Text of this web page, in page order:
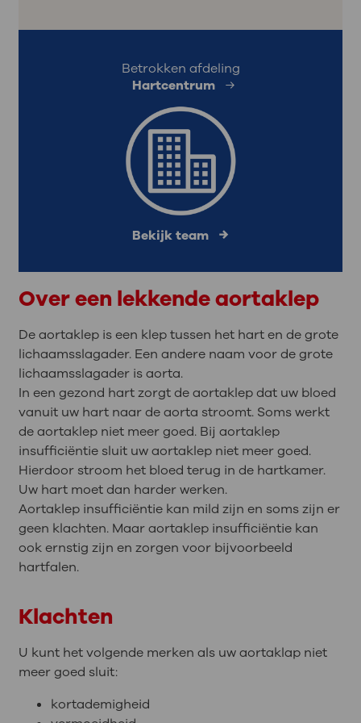
Betrokken afdeling
Hartcentrum
Bekijk team
Over een lekkende aortaklep
De aortaklep is een klep tussen het hart en de grote
lichaamsslagader. Een andere naam voor de grote
lichaamsslagader is aorta.
In een gezond hart zorgt de aortaklep dat uw bloed
vanuit uw hart naar de aorta stroomt. Soms werkt
de aortaklep niet meer goed. Bij aortaklep
insufficiëntie sluit uw aortaklep niet meer goed.
Hierdoor stroom het bloed terug in de hartkamer.
Uw hart moet dan harder werken.
Aortaklep insufficiëntie kan mild zijn en soms zijn er
geen klachten. Maar aortaklep insufficiëntie kan
ook ernstig zijn en zorgen voor bijvoorbeeld
hartfalen.
Klachten
U kunt het volgende merken als uw aortaklap niet
meer goed sluit:
kortademigheid